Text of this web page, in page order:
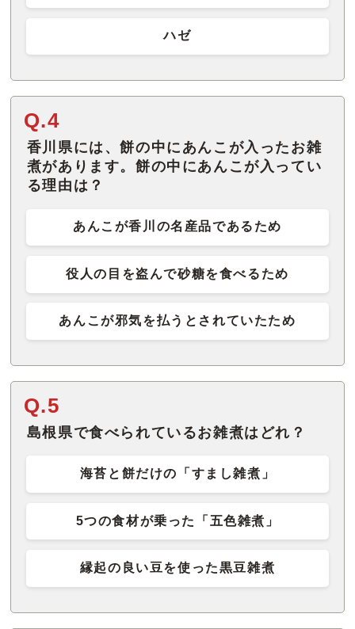
ハゼ
Q.4
香川県には、餅の中にあんこが入ったお雑
煮があります。餅の中にあんこが入ってい
る理由は？
あんこが香川の名産品であるため
役人の目を盗んで砂糖を食べるため
あんこが邪気を払うとされていたため
Q.5
島根県で食べられているお雑煮はどれ？
海苔と餅だけの「すまし雑煮」
5つの食材が乗った「五色雑煮」
縁起の良い豆を使った黒豆雑煮